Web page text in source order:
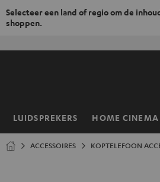
Selecteer een land of regio om de
shoppen.
LUIDSPREKERS HOME CINEMA
Home
ACCESSOIRES KOPTELEFOON